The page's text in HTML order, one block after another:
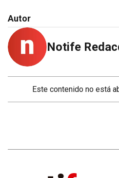
Autor
Notife
Este contenido no está